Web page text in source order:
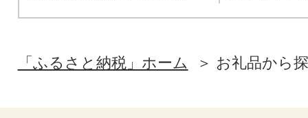
「ふるさと納税」ホーム お礼品から